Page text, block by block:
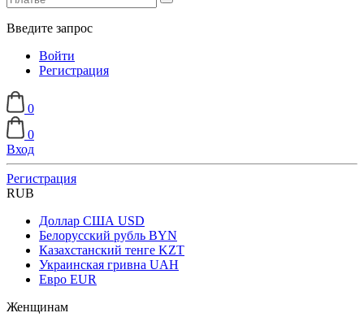
Введите запрос
Войти
Регистрация
0
0
Вход
Регистрация
RUB
Доллар США USD
Белорусский рубль BYN
Казахстанский тенге KZT
Украинская гривна UAH
Евро EUR
Женщинам